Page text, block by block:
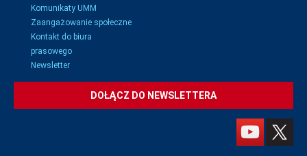
Komunikaty UMM
Zaangażowanie społeczne
Kontakt do biura
prasowego
Newsletter
DOŁĄCZ DO NEWSLETTERA